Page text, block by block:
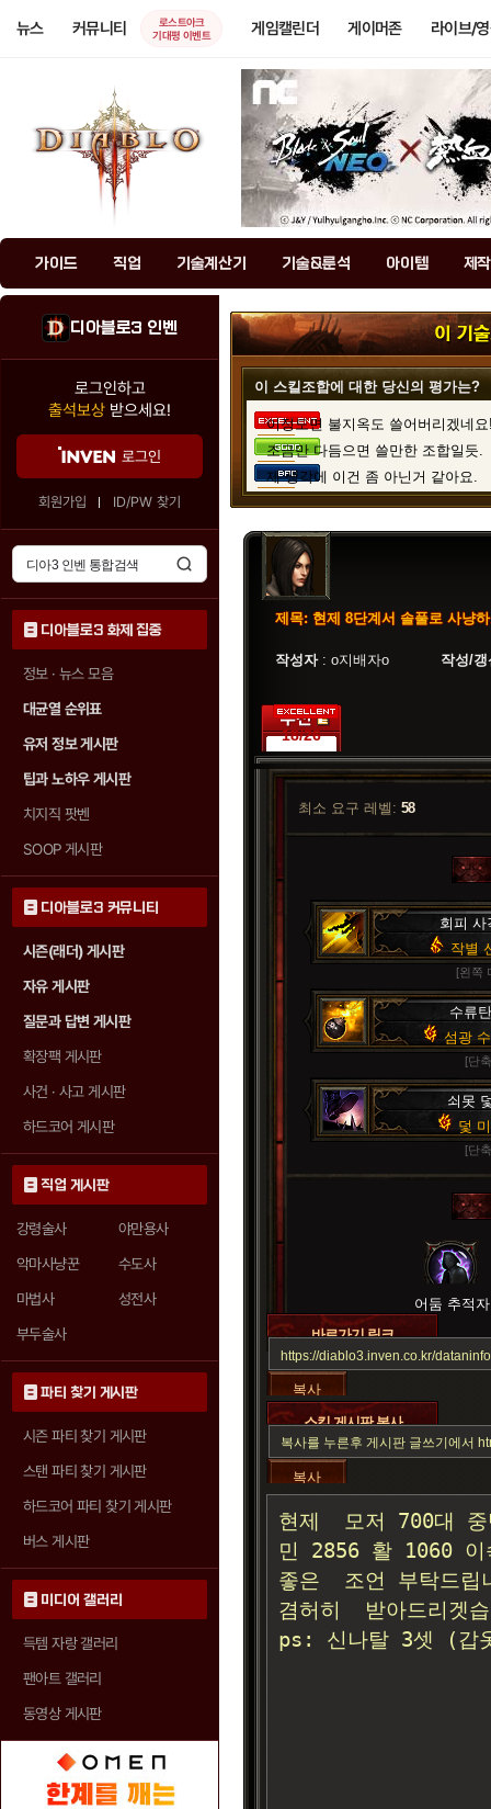
뉴스 커뮤니티
로스트아크
기대평 이벤트
게임캘린더 게이머존 라이브/
가이드 직업 기술계산기 기술&룬석 아이템 제
디아블로3 인벤
로그인하고
출석보상 받으세요!
로그인
회원가입 ID/PW 찾기
디아블로3 화제 집중
정보 · 뉴스 모음
대균열 순위표
유저 정보 게시판
팁과 노하우 게시판
치지직 팟벤
SOOP 게시판
디아블로3 커뮤니티
시즌(래더) 게시판
자유 게시판
질문과 답변 게시판
확장팩 게시판
사건 · 사고 게시판
하드코어 게시판
직업 게시판
강령술사
야만용사
악마사냥꾼
수도사
마법사
성전사
부두술사
파티 찾기 게시판
시즌 파티 찾기 게시판
스탠 파티 찾기 게시판
하드코어 파티 찾기 게시판
버스 게시판
미디어 갤러리
득템 자랑 갤러리
팬아트 갤러리
동영상 게시판
이 스킬조합에 대한 당신의 평가는?
이정도면 불지옥도 쓸어버리겠네
조금만 다듬으면 쓸만한 조합일듯.
제 생각에 이건 좀 아닌거 같아요.
디아3 인벤 가족들의 평가
투표 참여자 :26명
19.2% (5표)
제목: 현제 8단계서 솔풀로 사냥
작성자: o지배자o 작성/갱
18/26
최소 요구 레벨: 58
회피 사
작별
[왼쪽
수류탄
섬광
[단
쇠못
덫
[단
어둠 추적자
바로가기 링크
복사
스킬 게시판 복사
복사